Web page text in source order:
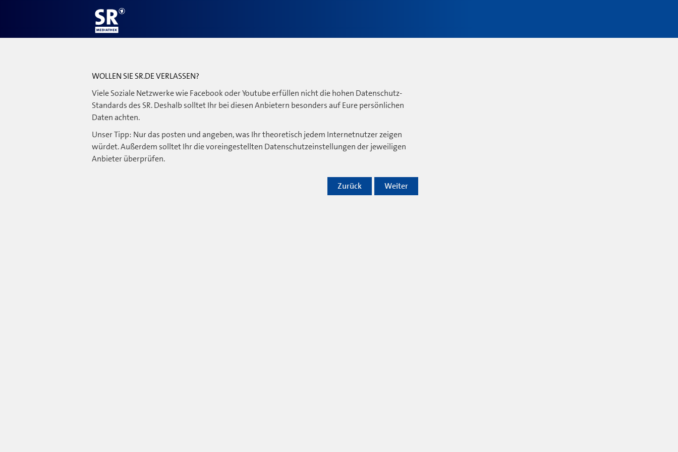
WOLLEN SIE SR.DE VERLASSEN?
Viele Soziale Netzwerke wie Facebook oder Youtube erfüllen nicht die hohen Datenschutz-
Standards des SR. Deshalb solltet Ihr bei diesen Anbietern besonders auf Eure persönlichen
Daten achten.
Unser Tipp: Nur das posten und angeben, was Ihr theoretisch jedem Internetnutzer zeigen
würdet. Außerdem solltet Ihr die voreingestellten Datenschutzeinstellungen der jeweiligen
Anbieter überprüfen.
Weiter
Zurück